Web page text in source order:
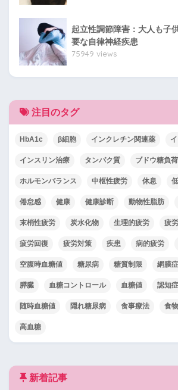
起立性調節障害：大人も子
要な自律神経疾患
75949 views
注目のタグ
HbA1c β細胞 インクレチン関連薬
インスリン治療 タンパク質 ブドウ糖負
ホルモンバランス 中枢性疲労 休息
倦怠感 健康 健康診断 動物性脂肪
末梢性疲労 炭水化物 生理的疲労 疲労
疲労回復 疲労対策 疾患 病的疲労
空腹時血糖値 糖尿病 糖質制限 網膜症
膵臓 血糖コントロール 血糖値 認知症
随時血糖値 隠れ糖尿病 食事療法 食
高血糖
新着記事